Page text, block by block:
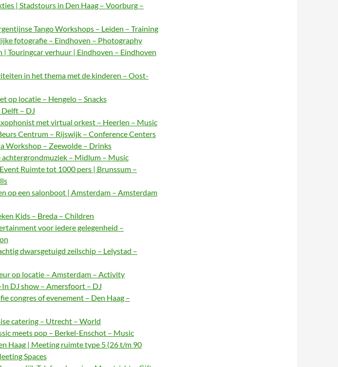
| Stadstours in Den Haag – Voorburg –
Tango Workshops – Leiden – Training
fotografie – Eindhoven – Photography
| Touringcar verhuur | Eindhoven – Eindhoven
in het thema met de kinderen – Oost-
op locatie – Hengelo – Snacks
– DJ
met virtual orkest – Heerlen – Music
Centrum – Rijswijk – Conference Centers
Workshop – Zeewolde – Drinks
achtergrondmuziek – Midlum – Music
Ruimte tot 1000 pers | Brunssum –
op een salonboot | Amsterdam – Amsterdam
Kids – Breda – Children
voor iedere gelegenheid –
dwarsgetuigd zeilschip – Lelystad –
op locatie – Amsterdam – Activity
DJ show – Amersfoort – DJ
congres of evenement – Den Haag –
catering – Utrecht – World
meets pop – Berkel-Enschot – Music
Haag | Meeting ruimte type 5 (26 t/m 90
Spaces